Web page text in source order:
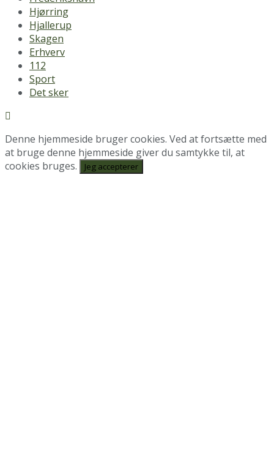
Hjørring
Hjallerup
Skagen
Erhverv
112
Sport
Det sker
Denne hjemmeside bruger cookies. Ved at fortsætte med
at bruge denne hjemmeside giver du samtykke til, at
cookies bruges.
Jeg accepterer